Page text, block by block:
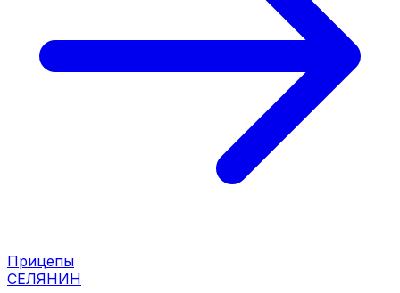
Прицепы
СЕЛЯНИН